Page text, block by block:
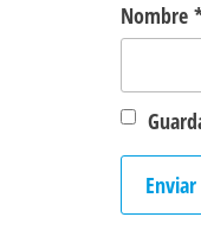
Nombre